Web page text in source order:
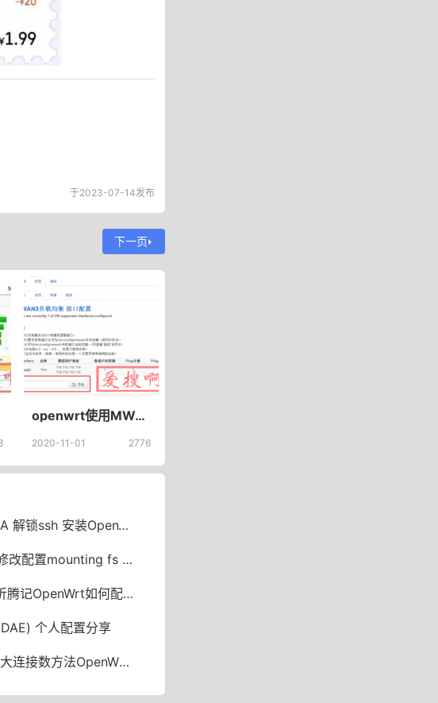
于2023-07-14发布
下一页
openwrt使用MWAN3多线接入多线叠加——3、配置MWAN3实现宽带多线接入多线叠加
2020-11-01 2776
VirtualHere实现USB共享
errors, running e2fsck is recommended
如何配置IPv6地址段
个人配置分享
法OpenWRT修改最大连接数